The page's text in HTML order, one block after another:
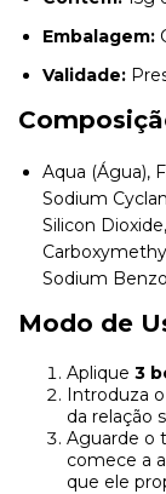
Embalagem:
Validade:
Aqua (Água),
Sodium
Silicon
Sodium
Modo de
Aplique 3
Introduza
da relação
Aguarde o
comece a
que ele